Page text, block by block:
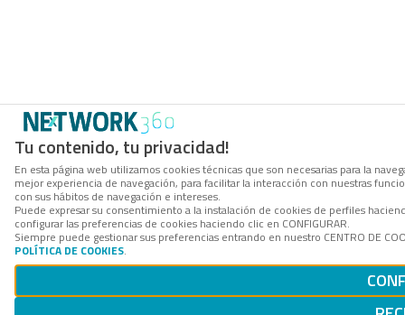
Tu contenido, tu privacidad!
En esta página web utilizamos cookies técnicas que son necesarias para la
mejor experiencia de navegación, para facilitar la interacción con nuestras
con sus hábitos de navegación e intereses.
Puede expresar su consentimiento a la instalación de cookies de perfiles
configurar las preferencias de cookies haciendo clic en CONFIGURAR.
Siempre puede gestionar sus preferencias entrando en nuestro CENTRO DE
POLÍTICA DE COOKIES.